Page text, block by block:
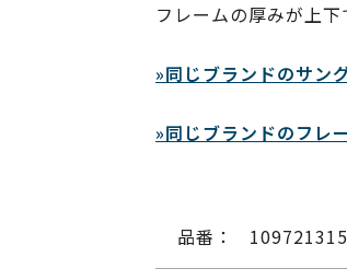
フレームの厚みが上
»同じブランドのサン
»同じブランドのフレ
品番： 109721315